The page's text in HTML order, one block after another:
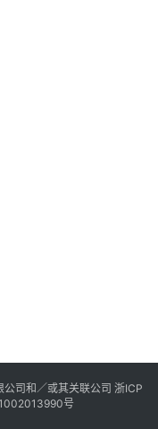
公司和／或其关联公司 浙ICP
号